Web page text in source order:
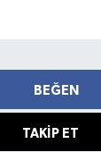
BEĞEN
TAKIP ET